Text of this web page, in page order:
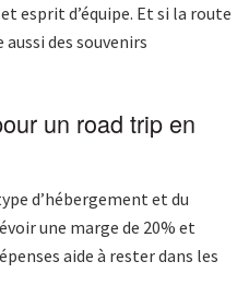
esprit d’équipe. Et si la route
des souvenirs
un road trip en
d’hébergement et du
une marge de 20% et
aide à rester dans les